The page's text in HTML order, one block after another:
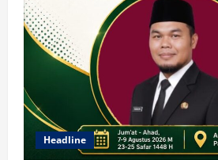
Headline